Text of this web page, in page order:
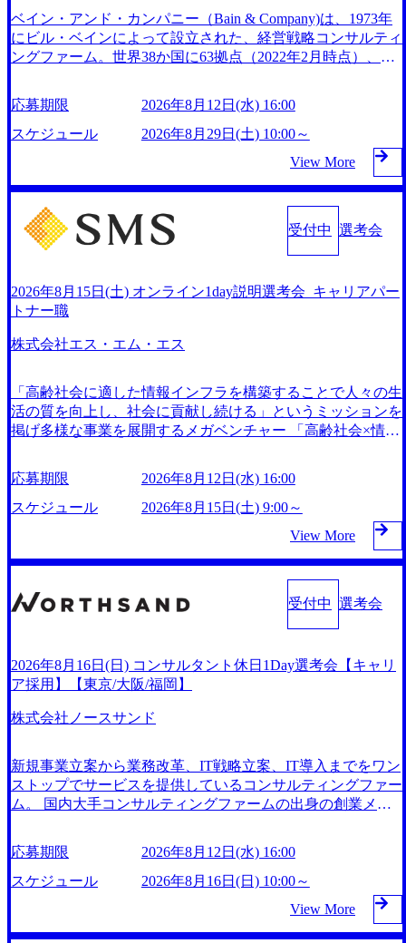
生します。 ＜ITコンサルタント＞ Webアプリケーション、S
aaS系の領域において、大手・ベンチャー・スタートアップ
企業に対する課題解決支援を行います。 直近の案件では、
ら構想策定、開発マネジメント支援までを一気通貫で担当し
ています。 生成AIなどの最新技術とシステムを活用し、顧
客の業務革新と効率化の実現に貢献します。 ＜PL/PM＞ 顧
客の要望を深くヒアリングし、企画構想からアジャイル開発
による開発支援までを一気通貫で推進していただきます。
プロジェクト提案・推進の中核として、企画・要件定義から
テストまでの一連の工程における管理業務に加え、最上流で
の現状分析、顧客ヒアリング、戦略策定、技術選定、品質改
善なども推進していただきます。 ＜SE＞ 参画いただく案件
ト～リリース・リリース後対応まで一気通貫でご担当いただ
きます。 参画当初はご経験に応じたフェーズからご担当い
範囲を広げていただきます。 ＜QAエンジニア＞ 本質的な品
領域)から参画いただきます。 課題選定から顧客への企画提
案、そして実行までを一気通貫で支援していただきます。
アジャイル開発を通じて顧客の要望や提案を柔軟に取り入れ
ながら改善サイクルを回すため、ご自身の提案がサービスに
地 東京都渋谷区渋谷3丁目6-7 渋谷金王タワー 事業所内禁煙
(入居する施設に喫煙専用室あり) ・就業規則により就業時間
内の喫煙を全面的に禁止 ・禁煙サポート制度あり オンライ
ン ● 必須要件 以下いずれかのご経験をお持ちの方 ・システ
ム・ソフトウェア開発経験3年以上 ・要件定義～基本設計な
義から詳細設計までのいずれかの上流工程の経験 ・サブリ
ーダー以上のマネジメント経験 ・お客様との折衝経験、交
渉経験 ・組織課題に対して主体的に業務改善に取り組まれ
像 ・リーダーシップが取れる方/一人称で主体的に動ける方
・年齢にこだわらず、アドバイスを素直に受け取れる方 ・
推進力のある方
サービス） カルビー：SAP HANAの導入で基幹システムを
刷新 (https://www.accenture.com/jp-ja/case-studies/consumer-goods
-services/calbee)（消費財・サービス） 世界49カ国に約73万人
以上（2024年5月時点）の社員を擁し、世界120以上の国の企
員を擁しており(会計系BIG4を上回る規模感)、営業利益率も
約15％と驚異的な数字となっている、売上・従業員数共にこ
の8年間で4倍近くの成長を遂げていることから、今後も高い
成長が見込まれる 多くの技術者を抱えており、アビームコ
ンサルティングに続いて日本国内2番目にSAP認定コンサル
グローバルのポジションに自由に応募できる社内の転職ツー
ル「キャリアズ・マーケットプレイス」が存在し、本ツール
を活用で上司の引き留めを受けずに移動が可能である（異動
数値化することで、実行前後で離職率を半減させることに成
功した 18時以降の会議を原則禁止としているほか、在宅勤
社外窓口設置など徹底的な仕組み化を推進する 育休取得率
性の管理職率も21.8%（2023年12月時点）とフレキシブルな
働き方を提供 2026年8月22日(土) 面接枠 ①10時開始、②11時
開始、③12時開始 2026年8月10日(月) 16:00 各回50分程度を
ウを基に独自の方法論やテンプレートを開発し、それらを活
用してお客様に最適なSAPコンサルティングサービスを提供
する https://storage.googleapis.com/our-vision-production.appspot.c
32c52d3d8_1200x678.webp アビームコンサルティング会社資
y/ABeamConsultingCompanyProfile_jpn_4.pdf) 『SAP AWARD
OF EXCELLENCE 2024』において優秀賞「プロジェクト・
アワード」を受賞 (https://prtimes.jp/main/html/rd/p/000000010.0
00123981.html) アビームコンサルティング、社員の健康改善
を支援 食事・睡眠など可視化 (https://www.nikkan.co.jp/articl
es/view/00694812) “失われた30年”をアビームの｢人的資本経
営｣で取り戻したい (https://www.businessinsider.jp/post-283587)
援 「インパクト加重会計」を用いて非財務活動の社会的イ
ンパクトを算出 (https://prtimes.jp/main/html/rd/p/000000015.000
2022年3月期の連結売上高は991億円、1,000億円突破が目前
と、国内でも有数の規模のコンサルティング会社となり、今
後も成長性が大きくみられる 日本企業的な柔らかい雰囲気
が特徴的で、従業員方の人柄の良さや未経験者への充実した
オンボーディング支援(入社時に10日間の間みっちりとコン
を選ぶ方も多数 アビームといえばSAPをはじめとしたシス
テム、とイメージされることもあるが実態としては経営戦略
策定や新規事業立案などのトップラインを上げるための戦略
案件も多く存在 特にスポーツ&エンターテイメント領域では
Big4に先んじて注力し、業界内で大きな存在感を誇る 社員
やすい職場環境を実現するため、さまざまなサポート制度を
導入している 多文化理解や女性の活躍推進などの取り組
み、また、フレックス制度やフリーロケーション制度、フル
されている 2026年8月23日(日) 9:00～18:00終了 2026年8月12
日(水) 16:00 2026年8月23日(日)にSustainable SCM SU 1day選
考会を開催いたします。 当SUは「GlobalでのSCM構築」や
「物流・調達コストの構造改革」といった伝統的なテーマに
ンスフォーメーション」、「サーキュラーエコノミー(循環
経済)」といった社会課題やテーマに対して、グローバル知
見と最新の事例などを基に企業の構造改革と社会価値の創造
y選考対象となるポジションは下記となります。 ・コンサル
タント(調達改革・設備O&M)【SCS SU】 ・コンサルタント
(ECM/SCM構想・PLM/MES改革)【SSC SU】 ・コンサルタ
ント(物流改革/需給プロセス改革)【SSC SU】 ・SCM/ECM
データ・プロセス分析・AI活用_Sustainable SCM Strategy Unit
(Strategy Consultant職)≪東京・大阪≫ ・コンサルタント(SCS
ベイン・アンド・カンパニー（Bain & Company)は、1973年
にビル・ベインによって設立された、経営戦略コンサルティ
ングファーム。世界38か国に63拠点（2022年2月時点）、東
ントにお届けするのは単なるレポートではなく、『結果』で
ある。」この原則のもと、ベインは1973年に創業された。ク
ライアントが不確かな未来の中、競争に勝てるよう、カスタ
マイズされた戦略を策定し、クライアントと共に、提言を具
体的な行動に落とし込んでいる。 徹底した「結果主義」を
標榜。クライアントのフルポテンシャル実現を目標に、具体
的に目に見える成果を出すことを信条として、全社戦略やト
ランスフォーメーション案件を多く扱っている ベインの社
風を体現するものとして「True North」（真北）という言葉
は磁北ではなく真北、風説や思い込みによる一見正しい答え
や、単に理論的に正しいが実行不可能な答えではなく、企業
うベインのコンサルティングにおける信念であり、カルチャ
制度などが充実している。東京オフィスに来るグローバルメ
ンバーも多く、グローバル・ワンチームで活動している。プ
ロボノ活動にも力を入れており、これまで多くのNPO・NG
る。 2026年8月29日(土) の対面Kick-offイベントを皮切りに1
～13:30 2026年8月12日(水) 16:00 Bain & Company Tokyoで
は、「Tokyo Be Bold Program (女性候補者向け選考支援プロ
グラム)」を実施いたします。クライアントに斬新なソリュ
ーションを提供し、複雑な経営課題を解決するために、チー
ムのダイバーシティは欠かせません。是非、ユニークな視点
と高い志を持つ女性の皆様に多数ご参画頂きたいと考え、プ
ース面接の経験がなく対策の仕方が知りたい」などのお声を
たくさんいただいているため、今回のプログラムでは現役の
のケーススタディ、1対1の模擬面接等、複数のセッションを
ンサルタント未経験の方でも、戦略コンサルタントの具体的
な仕事内容からお話をさせていただきますので、戦略コンサ
ルティングにご興味をお持ちの方は、この機会にぜひご応募
までにプログラム参加者をご案内します ・初回プログラム :
8月29日(土)10:00～13:30 @ベイン東京オフィス(六本木) ・プ
ログラム期間中はコンサルタントとの食事会、プロジェクト
のご紹介、ケースワークショップなどを実施します ・10月1
7日(土)開催の選考会にて採用面接を実施する予定です ※
応募期限
2026年8月12日(水) 16:00
スケジュール
2026年8月29日(土) 10:00～
View More
受付中 選考会
2026年8月15日(土) オンライン1day説明選考会_キャリアパー
トナー職
株式会社エス・エム・エス
「高齢社会に適した情報インフラを構築することで人々の生
活の質を向上し、社会に貢献し続ける」というミッションを
掲げ多様な事業を展開するメガベンチャー 「高齢社会×情
アライフ」の領域で、40以上のサービスを開発・運営 16期
連続で増収増益を達成し、海外では17ヵ国で事業を展開 今
後も既存事業の拡大・成長と新規事業の開発を進めていく予
定 優秀層にはどんどん事業立ち上げを任せていく社風。エ
ス・エム・エス出身の起業家も多く、SMSマフィア（Paypal
マフィアのもじり）という単語も存在 https://stalgie.co.jp/sms-
mafia-map/ (https://stalgie.co.jp/sms-mafia-map/) ＜主な事業内容
＞ - キャリア分野 - 介護職向け求人情報・人材紹介・人材派
プラットフォーム - 海外分野 - 医療・ヘルスケア関連事業者
向けマーケティング支援 - グローバルキャリアビジネス等 -
事業開発分野 - 健康保険組合向け遠隔保健指導サービス - 企
業向けリモート産業保健サービス - 高齢者向け食事宅配情報
00 会社説明会→1次面接→最終面接 ※基本的には当日中に合
否をお伝えしますが、他の面接官の目線をもって判断したい
場合など、後日改めて面接をお願いする場合がございます。
終面接(30分～1時間) ＜終了時間に関して＞ ※個別の進捗状
目安としております。 ※当日の通過人数が多い場合は、間
に待ち時間が発生することや、時間が伸びる可能性がござい
ます。 勤務地問わず オンライン 書類選考を通過された方
応募期限
2026年8月12日(水) 16:00
スケジュール
2026年8月15日(土) 9:00～
View More
受付中 選考会
2026年8月16日(日) コンサルタント休日1Day選考会【キャリ
ア採用】【東京/大阪/福岡】
株式会社ノースサンド
新規事業立案から業務改革、IT戦略立案、IT導入までをワン
ストップでサービスを提供しているコンサルティングファー
ム。 国内大手コンサルティングファームの出身の創業メン
自由に誠実に提案できる会社をつくりたい」「胸を張って会
社が好きだと言えるような家族的な組織をつくりたい」とい
う想いで会社を設立 PwC・アクセンチュアといった大手コ
ンサルティングファームをはじめ、SIerや事業会社出身者な
ど、様々な経歴の社員が活躍しており、働きやすく魅力的な
環境が整っているため、定着率が高いことから「働きがいの
応募期限
2026年8月12日(水) 16:00
スケジュール
2026年8月16日(日) 10:00～
View More